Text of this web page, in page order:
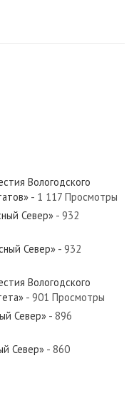
Север»
Север»
Север»
Вологодского
- 1 117 Просмотры
Север» - 932
Север» - 932
Вологодского
- 901 Просмотры
Север» - 896
Север» - 860